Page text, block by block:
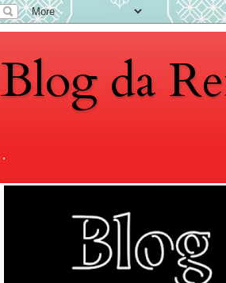
Blog da
.